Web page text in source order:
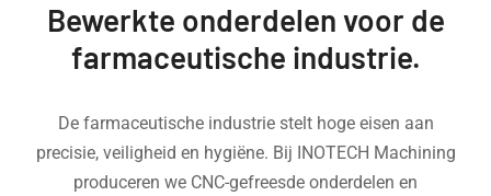
Bewerkte onderdelen voor de
farmaceutische industrie.
De farmaceutische industrie stelt hoge eisen aan
precisie, veiligheid en hygiëne. Bij INOTECH Machining
produceren we CNC-gefreesde onderdelen en